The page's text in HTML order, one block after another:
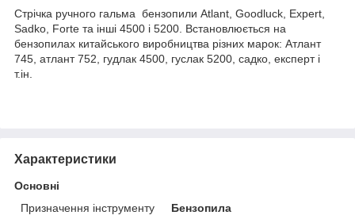
Стрічка ручного гальма бензопили Atlant, Goodluck, Expert,
Sadko, Forte та інші 4500 і 5200. Встановлюється на
бензопилах китайського виробництва різних марок: Атлант
745, атлант 752, гудлак 4500, гуслак 5200, садко, експерт і
т.ін.
Характеристики
Основні
Призначення інструменту
Бензопила